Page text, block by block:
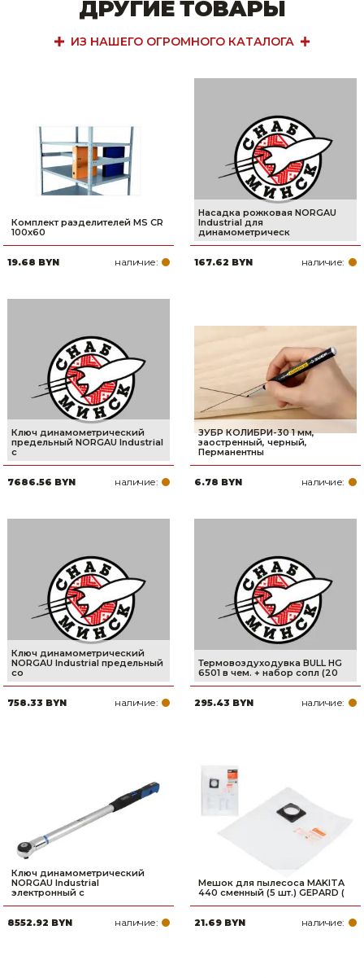
ДРУГИЕ ТОВАРЫ
ИЗ НАШЕГО ОГРОМНОГО КАТАЛОГА
Комплект разделителей MS CR
100x60
19.68 BYN наличие:
Насадка рожковая NORGAU
Industrial для
динамометрическ
167.62 BYN наличие:
Ключ динамометрический
предельный NORGAU Industrial
с
7686.56 BYN наличие:
ЗУБР КОЛИБРИ-30 1 мм,
заостренный, черный,
Перманентны
6.78 BYN наличие:
Ключ динамометрический
NORGAU Industrial предельный
со
758.33 BYN наличие:
Термовоздуходувка BULL HG
6501 в чем. + набор сопл (20
295.43 BYN наличие:
Ключ динамометрический
NORGAU Industrial
электронный с
8552.92 BYN наличие:
Мешок для пылесоса MAKITA
440 сменный (5 шт.) GEPARD (
21.69 BYN наличие: